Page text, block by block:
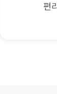
편